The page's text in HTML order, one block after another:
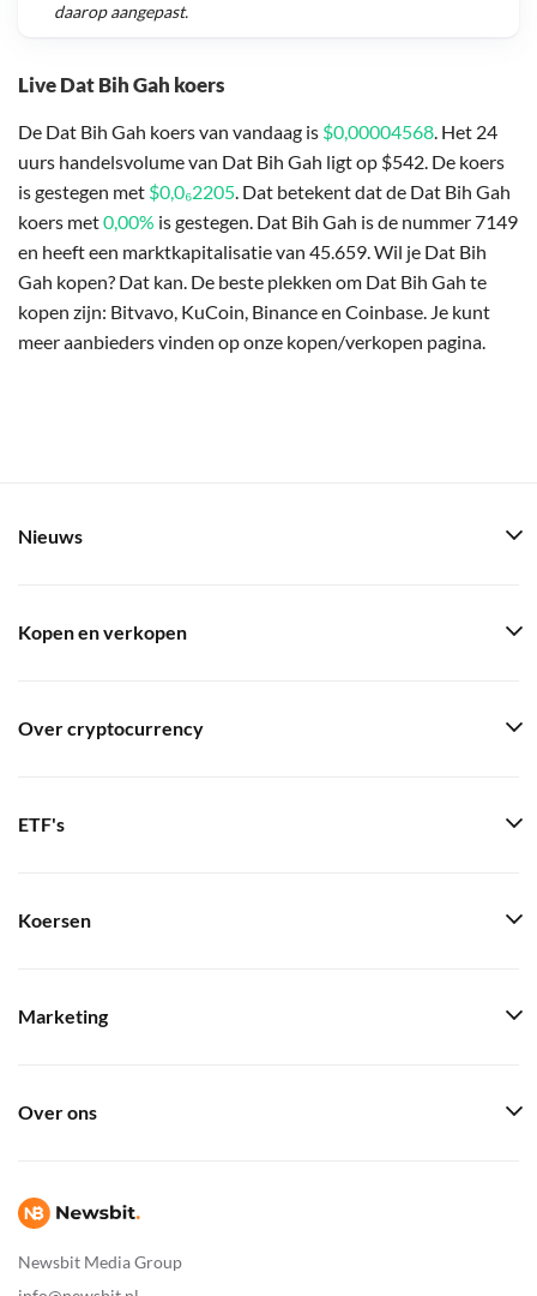
Live Dat Bih Gah koers
De Dat Bih Gah koers van vandaag is $0,00004568. Het 24
uurs handelsvolume van Dat Bih Gah ligt op $542. De koers
is gestegen met $0,0₆2205. Dat betekent dat de Dat Bih Gah
koers met0,00% is gestegen. Dat Bih Gah is de nummer 7149
en heeft een marktkapitalisatie van 45.659. Wil je Dat Bih
Gah kopen? Dat kan. De beste plekken om Dat Bih Gah te
kopen zijn: Bitvavo, KuCoin, Binance en Coinbase. Je kunt
meer aanbieders vinden op onze kopen/verkopen pagina.
daarop aangepast.
Newsbit Media Group
Nieuws
Kopen en verkopen
Over cryptocurrency
ETF's
Koersen
Marketing
Over ons